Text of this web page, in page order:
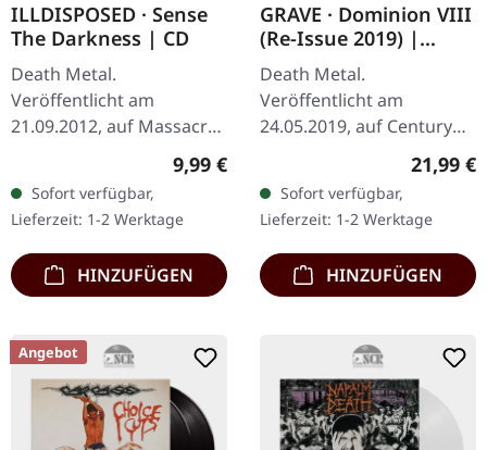
ILLDISPOSED · Sense
The Darkness | CD
Death Metal.
Veröffentlicht am
21.09.2012, auf Massacre
Records. CD im Jewelcase.
Illdisposed liefern mit
ihrem siebten Vollalbum
ein vernichtendes…
Regulärer Preis:
9,99 €
Sofort verfügbar,
Lieferzeit: 1-2 Werktage
HINZUFÜGEN
GRAVE · Dominion VIII
(Re-Issue 2019) |
CLEAR LP
Death Metal.
Veröffentlicht am
24.05.2019, auf Century
Transparentes Vinyl. Neu
gemastert von Ola
Lindgren, Vinyl Master
von Patrick W…
21,99 €
Sofort verfügbar,
Lieferzeit: 1-2 Werktage
HINZUFÜGEN
Angebot